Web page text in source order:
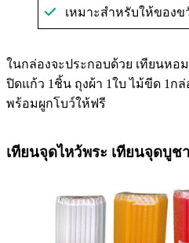
เหมาะสำหรับให้ของ
ในกล่องจะประกอบด้วย เทียนหอ
ปิดแก้ว 1ชิ้น ถุงผ้า 1ใบ ไม้ขีด 1ก
พร้อมผูกโบว์ให้ฟรี
เทียนจุดไหว้พระ เทียนจุดบูชา